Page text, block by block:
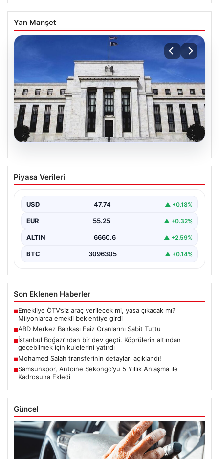
Yan Manşet
07.08.2026
ABD Merkez Bankası Faiz Oranlarını
Sabit Tuttu
uyumlu olarak politika faiz oranını değiştirmeyerek
yüzde…
Piyasa Verileri
USD 47.74 ▲ +0.18%
EUR 55.25 ▲ +0.32%
ALTIN 6660.6 ▲ +2.59%
BTC 3096305 ▲ +0.14%
Son Eklenen Haberler
■Emekliye ÖTV’siz araç verilecek mi, yasa çıkacak mı?
Milyonlarca emekli beklentiye girdi
■ABD Merkez Bankası Faiz Oranlarını Sabit Tuttu
■İstanbul Boğazı’ndan bir dev geçti. Köprülerin altından
geçebilmek için kulelerini yatırdı
■Mohamed Salah transferinin detayları açıklandı!
■Samsunspor, Antoine Sekongo’yu 5 Yıllık Anlaşma ile
Kadrosuna Ekledi
Güncel